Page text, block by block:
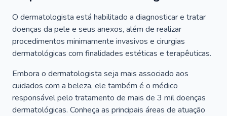
O dermatologista está habilitado a diagnosticar e tratar
doenças da pele e seus anexos, além de realizar
procedimentos minimamente invasivos e cirurgias
dermatológicas com finalidades estéticas e terapêuticas.
Embora o dermatologista seja mais associado aos
cuidados com a beleza, ele também é o médico
responsável pelo tratamento de mais de 3 mil doenças
dermatológicas. Conheça as principais áreas de atuação